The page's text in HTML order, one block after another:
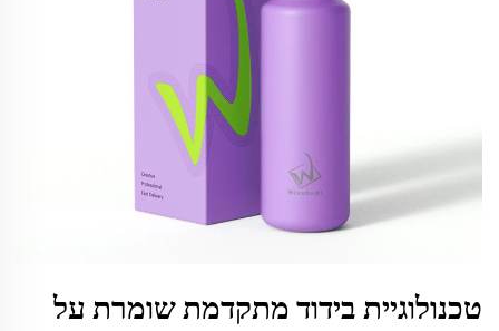
טכנולוגיית בידוד מתקדמת שומרת על